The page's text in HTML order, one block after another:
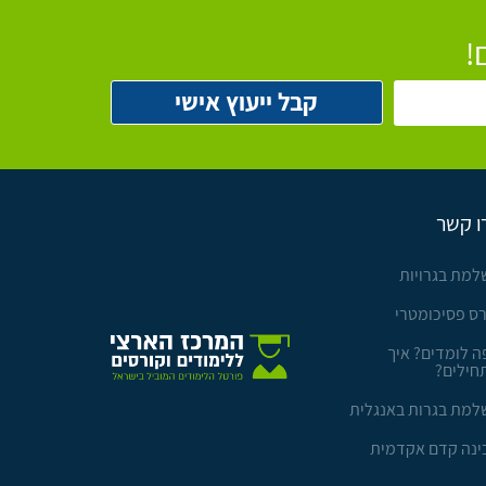
קשר
בגרויות
פסיכומטרי
לומדים? איך
בגרות באנגלית
קדם אקדמית